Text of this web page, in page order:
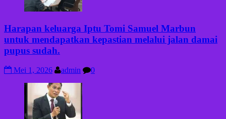
Harapan keluarga Iptu Tomi Samuel Marbun
untuk mendapatkan kepastian melalui jalan damai
pupus sudah.
Mei 1, 2026 admin 0